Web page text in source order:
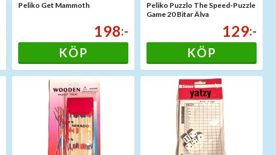
Peliko Get Mammoth
198:-
KÖP
Peliko Puzzlo The Speed-Puzzle
Game 20 Bitar Älva
129:-
KÖP